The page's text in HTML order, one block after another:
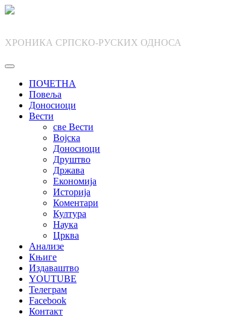
Skip
ХРОНИКА СРПСКО-РУСКИХ ОДНОСА
ПОЧЕТНА
Повеља
Доносиоци
Вести
све Вести
Војска
Доносиоци
Друштво
Држава
Економија
Историја
Коментари
Култура
Наука
Црква
Анализе
Књиге
Издаваштво
YOUTUBE
Телеграм
Facebook
Контакт